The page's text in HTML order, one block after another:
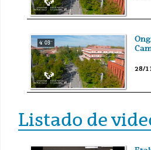
4' 03''
28/
Listado de